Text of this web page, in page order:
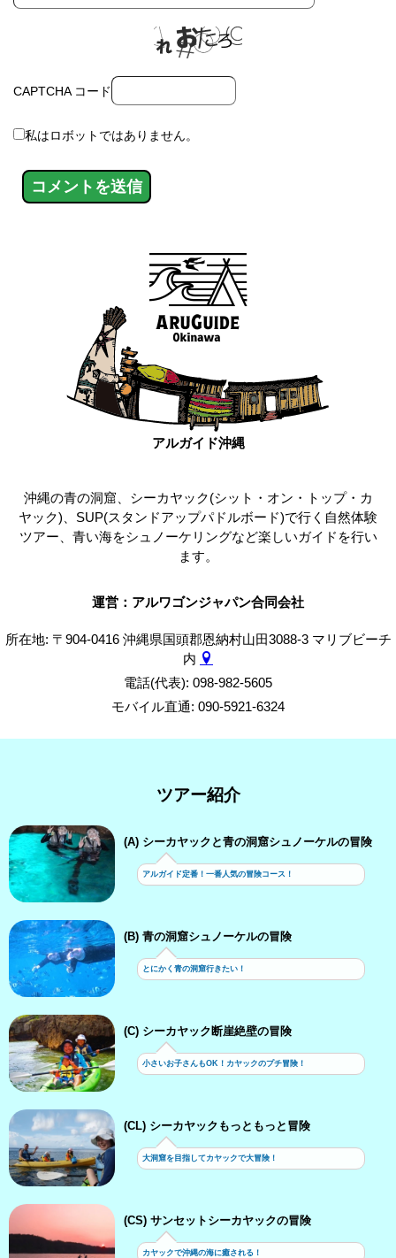
CAPTCHA コード
私はロボットではありません。
アルガイド沖縄
沖縄の青の洞窟、シーカヤック(シット・オン・トップ・カ
ヤック)、SUP(スタンドアップパドルボード)で行く自然体験
ツアー、青い海をシュノーケリングなど楽しいガイドを行い
ます。
運営：アルワゴンジャパン合同会社
所在地: 〒904-0416 沖縄県国頭郡恩納村山田3088-3 マリブビーチ
内
電話(代表): 098-982-5605
モバイル直通: 090-5921-6324
ツアー紹介
(A) シーカヤックと青の洞窟シュノーケルの冒険
アルガイド定番！一番人気の冒険コース！
(B) 青の洞窟シュノーケルの冒険
とにかく青の洞窟行きたい！
(C) シーカヤック断崖絶壁の冒険
小さいお子さんもOK！カヤックのプチ冒険！
(CL) シーカヤックもっともっと冒険
大洞窟を目指してカヤックで大冒険！
(CS) サンセットシーカヤックの冒険
カヤックで沖縄の海に癒される！